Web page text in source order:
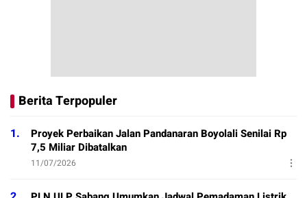
Berita Terpopuler
1.
Proyek Perbaikan Jalan Pandanaran Boyolali Senilai Rp
7,5 Miliar Dibatalkan
11/07/2026